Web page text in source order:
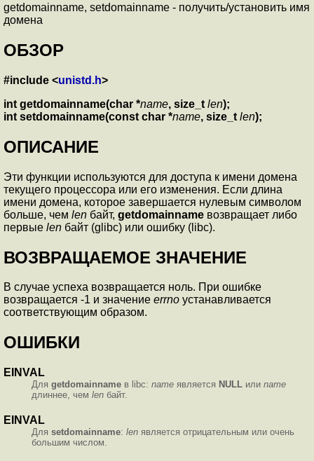
getdomainname, setdomainname - получить/установить имя
домена
ОБЗОР
#include <unistd.h>
int getdomainname(char *name, size_t len);
int setdomainname(const char *name, size_t len);
ОПИСАНИЕ
Эти функции используются для доступа к имени домена
текущего процессора или его изменения. Если длина
имени домена, которое завершается нулевым символом
больше, чем len байт, getdomainname возвращает либо
первые len байт (glibc) или ошибку (libc).
ВОЗВРАЩАЕМОЕ ЗНАЧЕНИЕ
В случае успеха возвращается ноль. При ошибке
возвращается -1 и значение errno устанавливается
соответствующим образом.
ОШИБКИ
EINVAL
Для getdomainname в libc: name является NULL или name
длиннее, чем len байт.
EINVAL
Для setdomainname: len является отрицательным или очень
большим числом.